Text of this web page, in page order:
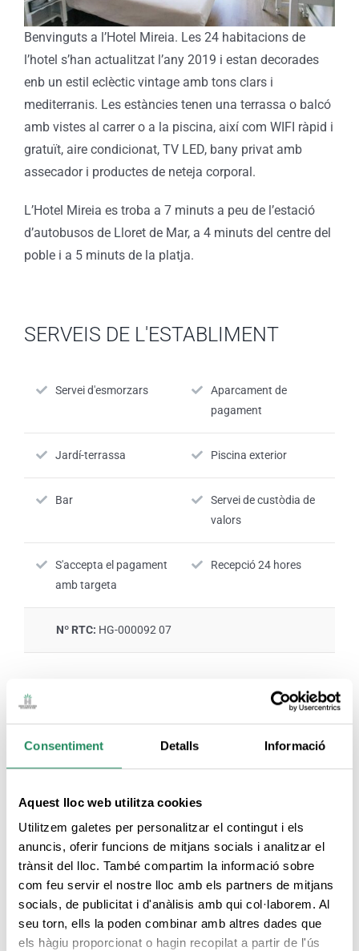
Consentiment Detalls Informació
Aquest lloc web utilitza cookies
Utilitzem galetes per personalitzar el contingut i els
anuncis, oferir funcions de mitjans socials i analitzar el
trànsit del lloc. També compartim la informació sobre
com feu servir el nostre lloc amb els partners de mitjans
socials, de publicitat i d'anàlisis amb qui col·laborem. Al
seu torn, ells la poden combinar amb altres dades que
els hàgiu proporcionat o hagin recopilat a partir de l'ús
Benvinguts a l’Hotel Mireia. Les 24 habitacions de
l’hotel s’han actualitzat l’any 2019 i estan decorades
enb un estil eclèctic vintage amb tons clars i
mediterranis. Les estàncies tenen una terrassa o balcó
amb vistes al carrer o a la piscina, així com WIFI ràpid i
gratuït, aire condicionat, TV LED, bany privat amb
assecador i productes de neteja corporal.
L’Hotel Mireia es troba a 7 minuts a peu de l’estació
d’autobusos de Lloret de Mar, a 4 minuts del centre del
poble i a 5 minuts de la platja.
SERVEIS DE L'ESTABLIMENT
Servei d'esmorzars
Aparcament de
pagament
Jardí-terrassa Piscina exterior
Bar
Servei de custòdia de
valors
S'accepta el pagament
amb targeta
Recepció 24 hores
Nº RTC: HG-000092 07
SERVEIS DE L'HABITACIÓ
Habitacions
Productes d'higiene
Habitacions amb
connexió a Internet
Servei de caixa forta
Servei a l’habitació Habitació familiar